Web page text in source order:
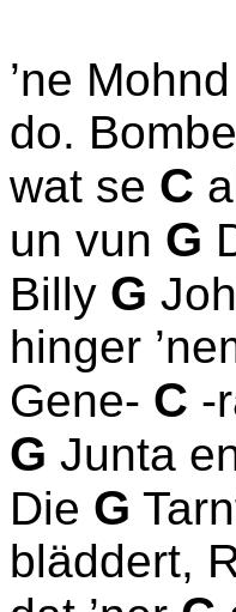
’ne Mohnd
do.
wat se C
un vun G
Billy G
hinger
Gene- C -
G Junta
Die G
bläddert,